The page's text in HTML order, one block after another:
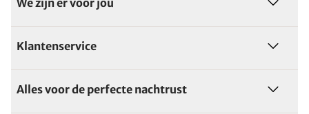
We zijn er voor jou
Klantenservice
Alles voor de perfecte nachtrust